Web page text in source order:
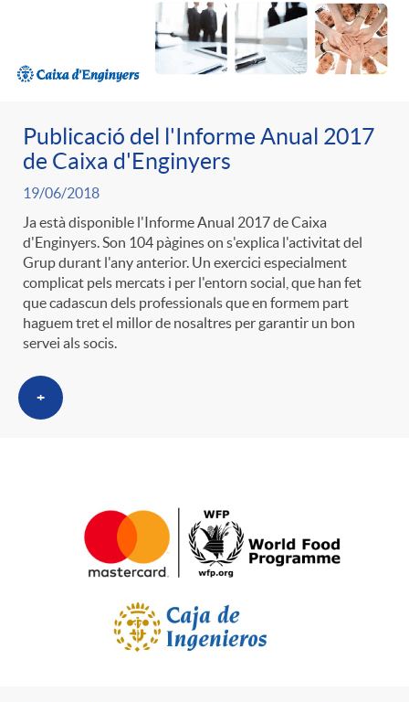
r
S
a
l
a
d
p
e
r
c
a
t
e
e
n
i
d
o
A
n
i
c
a
d
o
r
Publicació del l'Informe Anual 2017
de Caixa d'Enginyers
19/06/2018
Ja està disponible l'Informe Anual 2017 de Caixa
d'Enginyers. Son 104 pàgines on s'explica l'activitat del
Grup durant l'any anterior. Un exercici especialment
complicat pels mercats i per l'entorn social, que han fet
que cadascun dels professionals que en formem part
haguem tret el millor de nosaltres per garantir un bon
servei als socis.
+